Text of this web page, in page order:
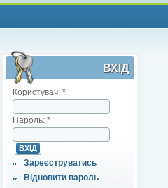
ВХІД
Користувач: *
Пароль: *
Зареєструватись
Відновити пароль